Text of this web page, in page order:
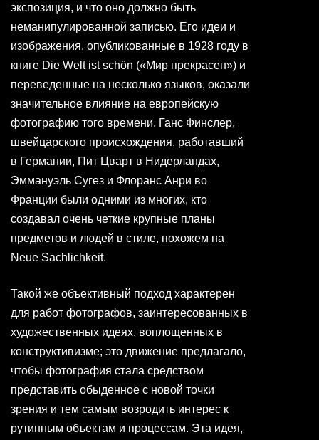
экспозиция, и что оно должно быть
неманипулированной записью. Его идеи и
изображения, опубликованные в 1928 году в
книге Die Welt ist schön («Мир прекрасен») и
переведенные на несколько языков, оказали
значительное влияние на европейскую
фотографию того времени. Ганс Финслер,
швейцарского происхождения, работавший
в Германии, Пит Цварт в Нидерландах,
Эммануэль Сугез и Флоранс Анри во
Франции были одними из многих, кто
создавал очень четкие крупные планы
предметов и людей в стиле, похожем на
Neue Sachlichkeit.
Такой же объективный подход характерен
для работ фотографов, заинтересованных в
художественных идеях, воплощенных в
конструктивизме; это движение предлагало,
чтобы фотография стала средством
представить обыденное с новой точки
зрения и тем самым возродить интерес к
рутинным объектам и процессам. Эта идея,